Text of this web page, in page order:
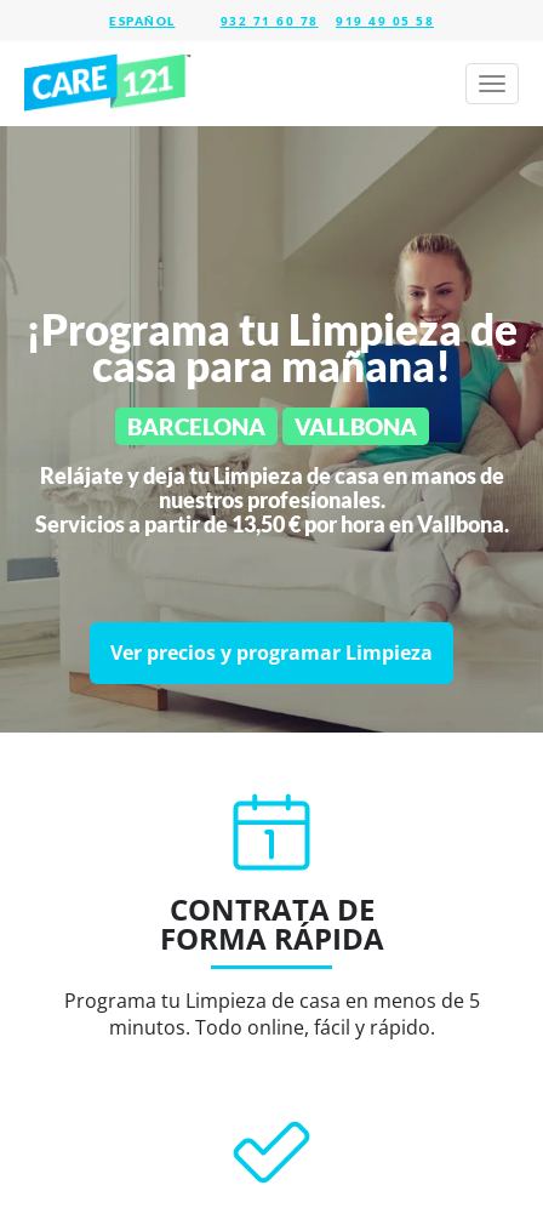
932 71 60 78 919 49 05 58
Toggle
¡Programa tu Limpieza de
casa para mañana!
BARCELONA VALLBONA
Relájate y deja tu Limpieza de casa en manos de
nuestros profesionales.
Servicios a partir de 13,50 € por hora enVallbona.
Ver precios y programar Limpieza
CONTRATA DE
FORMA RÁPIDA
Programa tu Limpieza de casa en menos de 5
minutos. Todo online, fácil y rápido.